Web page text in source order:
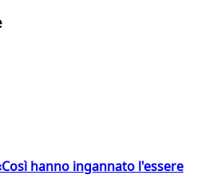
hanno ingannato l'essere